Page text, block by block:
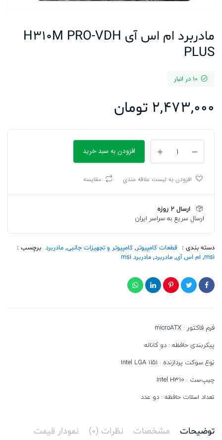
مادربرد ام اس آی H310M PRO-VDH
PLUS
10 در انبار
2,473,000 تومان
اس
H310M
PLUS
تعداد
افزودن به سبد خرید
افزودن به لیست علاقه مندی مقایسه
ارسال 2 روزه
ارسال سریع به سراسر ایران
دسته بندی : قطعات کامپیوتر, کامپیوتر و تجهیزات جانبی, مادربرد برچسب :
msi
, ام اس آی, مادربرد, مادربرد msi
فرم فاکتور : microATX
پیکربندی حافظه : دو کاناله
نوع سوکت پردازنده : Intel LGA 1151
چیپ‌ست : Intel H310
تعداد اسلات حافظه : دو عدد
توضیحات مشخصات نظرات (0) نمودار قیمت